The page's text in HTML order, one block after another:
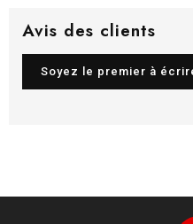
Avis des clients
Soyez le premier à